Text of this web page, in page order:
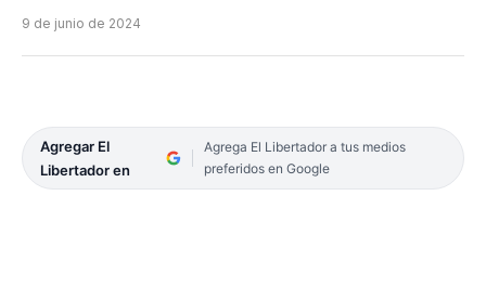
9 de junio de 2024
Agregar El
Libertador en
Agrega El Libertador a tus medios
preferidos en Google